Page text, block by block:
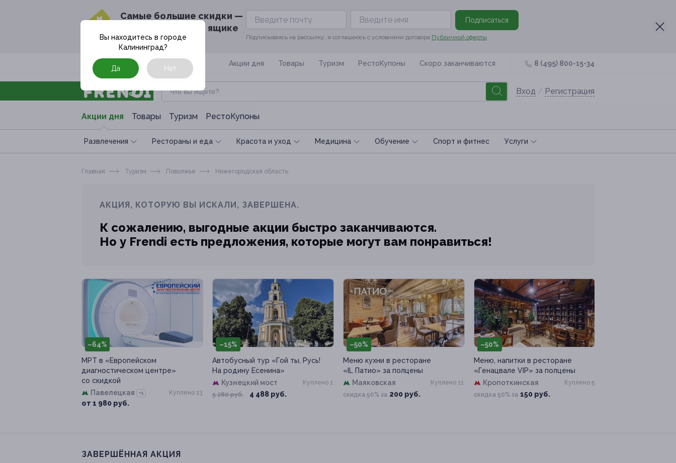
Cамые большие скидки —
в твоём почтовом ящике
Подписаться
Подписываясь на рассылку, я соглашаюсь с условиями договора Публичной оферты
Москва Акции дня Товары Туризм РестоКупоны Скоро заканчиваются 8 (495) 800-15-34
Вход / Регистрация
Акции дня Товары Туризм РестоКупоны
Развлечения Рестораны и еда Красота и уход Медицина Обучение Спoрт и фитнес Услуги
Вы находитесь в городе
Калининград?
Да Нет
Главная Туризм Поволжье Нижегородская область
АКЦИЯ, КОТОРУЮ ВЫ ИСКАЛИ, ЗАВЕРШЕНА.
К сожалению, выгодные акции быстро заканчиваются.
Но у Frendi есть предложения, которые могут вам понравиться!
–64%
МРТ в «Европейском
диагностическом центре»
со скидкой
Павелецкая
+1
от 1 980 руб.
Куплено 13
–15%
Автобусный тур «Гой ты, Русь!
На родину Есенина»
Кузнецкий мост
5 280 руб. 4 488 руб.
Куплено 1
–50%
Меню кухни в ресторане
«IL Патио» за полцены
Маяковская
скидка 50% за 200 руб.
Куплено 11
–50%
Меню, напитки в ресторане
«Генацвале VIP» за полцены
Кропоткинская
скидка 50% за 150 руб.
Куплено 5
ЗАВЕРШЁННАЯ АКЦИЯ